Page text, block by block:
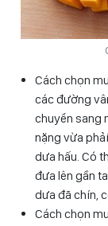
Cách chọn
các đường
chuyển sang
nặng vừa
dưa hấu. Có
đưa lên gần
dưa đã chín,
Cách chọn